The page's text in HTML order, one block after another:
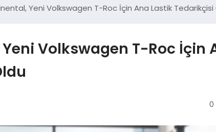
Yeni Volkswagen T-Roc İçin Ana Lastik Tedarikçisi
Volkswagen T-Roc İçin
0